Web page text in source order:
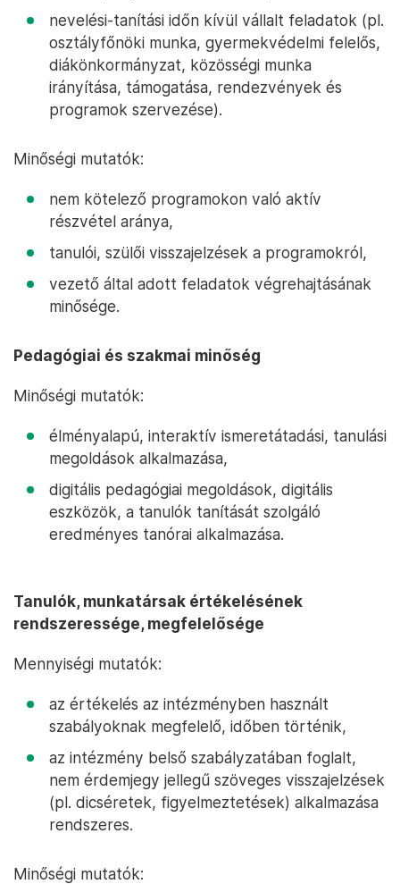
nevelési-tanítási időn kívül vállalt feladatok (pl.
osztályfőnöki munka, gyermekvédelmi felelős,
diákönkormányzat, közösségi munka
irányítása, támogatása, rendezvények és
programok szervezése).
Minőségi mutatók:
nem kötelező programokon való aktív
részvétel aránya,
tanulói, szülői visszajelzések a programokról,
vezető által adott feladatok végrehajtásának
minősége.
Pedagógiai és szakmai minőség
Minőségi mutatók:
élményalapú, interaktív ismeretátadási, tanulási
megoldások alkalmazása,
digitális pedagógiai megoldások, digitális
eszközök, a tanulók tanítását szolgáló
eredményes tanórai alkalmazása.
Tanulók, munkatársak értékelésének
rendszeressége, megfelelősége
Mennyiségi mutatók:
az értékelés az intézményben használt
szabályoknak megfelelő, időben történik,
az intézmény belső szabályzatában foglalt,
nem érdemjegy jellegű szöveges visszajelzések
(pl. dicséretek, figyelmeztetések) alkalmazása
rendszeres.
Minőségi mutatók: